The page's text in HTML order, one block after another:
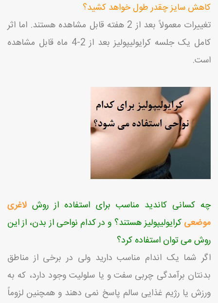
کاهش سایز چقدر طول خواهد کشید؟
تغییرات معمولاً بعد از 2 هفته قابل مشاهده هستند. اما اثر
کامل یک جلسه کرایولیپولیز بعد از 2-4 ماه قابل مشاهده
است.
چه کسانی کاندید مناسب برای استفاده از روش لاغری
موضعی کرایولیپولیز هستند؟ و در کدام نواحی از بدن، از این
روش می توان استفاده کرد؟
اگر شما یک اندام مناسب دارید ولی در برخی از مناطق
بدنتان برآمدگی چربی سفت و یا سلولیت وجود دارد، که به
ورزش یا رژیم غذایی سالم پاسخ نمی دهند و همچنین لزوماً